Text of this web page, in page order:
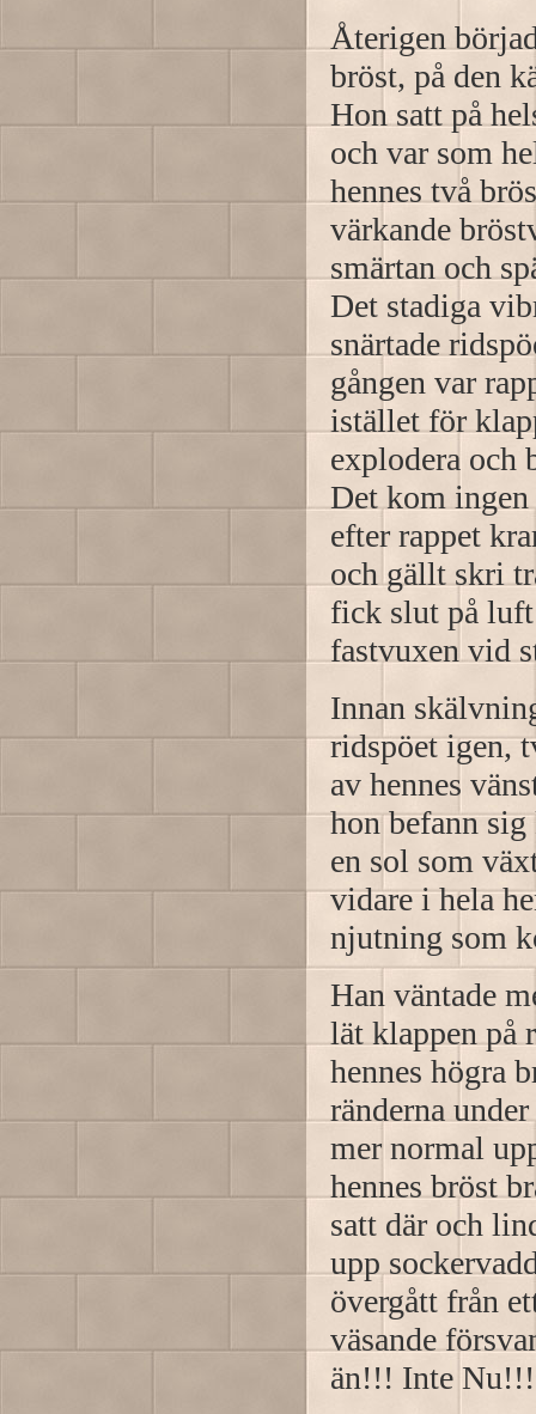
Återigen
bröst, på den
Hon satt på
och var som
hennes två
värkande
smärtan och
Det stadiga
snärtade
gången var
istället för
explodera och
Det kom
efter rappet
och gällt skri
fick slut på
fastvuxen vid
Innan
ridspöet igen,
av hennes
hon befann
en sol som
vidare i hela
njutning som
Han väntade
lät klappen på
hennes högra
ränderna
mer normal
hennes bröst
satt där och
upp
övergått från
väsande
än!!! Inte Nu!!!